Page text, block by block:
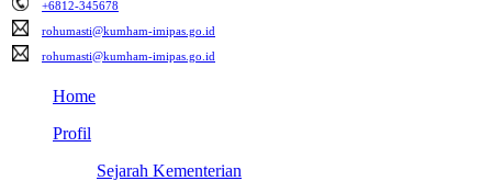
+6812-345678
rohumasti@kumham-imipas.go.id
rohumasti@kumham-imipas.go.id
Home
Profil
Sejarah Kementerian